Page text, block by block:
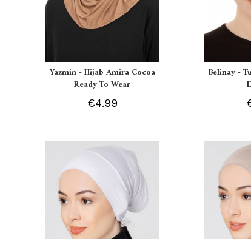
Yazmin - Hijab Amira Cocoa
Ready To Wear
€4.99
Belinay -